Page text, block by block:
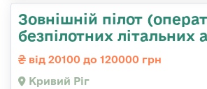
Зовнішній пілот
безпілотних літальних
від 20100 до 120000 грн
Кривий Ріг